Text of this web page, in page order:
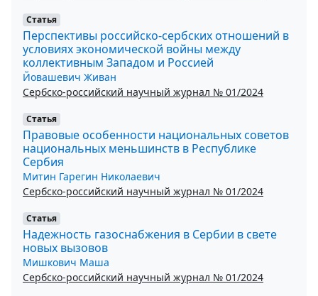
Статья
Перспективы российско-сербских отношений в
условиях экономической войны между
коллективным Западом и Россией
Йовашевич Живан
Сербско-российский научный журнал № 01/2024
Статья
Правовые особенности национальных советов
национальных меньшинств в Республике
Сербия
Митин Гарегин Николаевич
Сербско-российский научный журнал № 01/2024
Статья
Надежность газоснабжения в Сербии в свете
новых вызовов
Мишкович Маша
Сербско-российский научный журнал № 01/2024